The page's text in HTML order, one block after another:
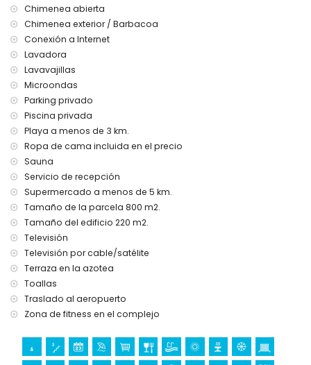
Instalaciones y servicios incluidos en el precio del alquiler
de esta villa de lujo
internet (WiFi)
aspiradora, plancha y tabla de planchar
ropa de cama y toallas
servicio de recepción y servicio de emergencia las 24
horas
área de fitness
billar
calefacción central y aire acondicionado
sauna
Instalaciones y servicios con cargo adicional
servicio de aeropuerto
cama extra y cunas para niños (a solicitud)
Deportes
tenis (a 5 kilómetros de la villa)
golf (a 10 kilómetros de la villa)
Chimenea abierta
Chimenea exterior / Barbacoa
Conexión a Internet
Lavadora
Lavavajillas
Microondas
Parking privado
Piscina privada
Playa a menos de 3 km.
Ropa de cama incluida en el precio
Sauna
Servicio de recepción
Supermercado a menos de 5 km.
Tamaño de la parcela 800 m2.
Tamaño del edificio 220 m2.
Televisión
Televisión por cable/satélite
Terraza en la azotea
Toallas
Traslado al aeropuerto
Zona de fitness en el complejo